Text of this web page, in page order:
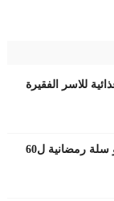
للاسر الفقيرة
دحلان : مساعدة مالية 200 شيكل و سلة رمضانية ل60